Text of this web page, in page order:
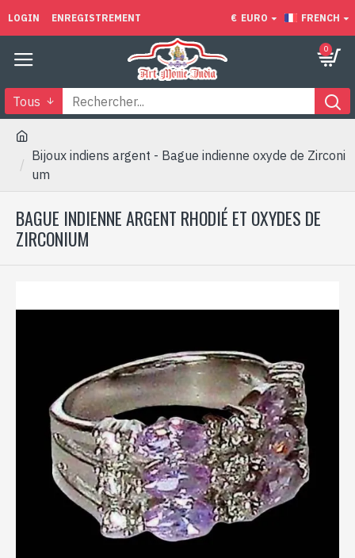
LOGIN ENREGISTREMENT € EURO FRENCH
0
Tous
Bijoux indiens argent - Bague indienne oxyde de Zirconi
um
BAGUE INDIENNE ARGENT RHODIÉ ET OXYDES DE
ZIRCONIUM